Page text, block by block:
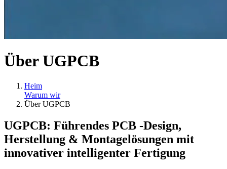
Über UGPCB
Heim
Warum wir
Über UGPCB
UGPCB: Führendes PCB -Design,
Herstellung & Montagelösungen mit
innovativer intelligenter Fertigung